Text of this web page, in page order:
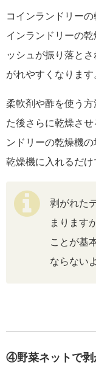
コインランドリー
インランドリーの
ッシュが振り落と
がれやすくなります
柔軟剤や酢を使う
た後さらに乾燥さ
ンドリーの乾燥機
乾燥機に入れるだけ
剥がれた
まります
ことが基
ならない
④野菜ネットで剥